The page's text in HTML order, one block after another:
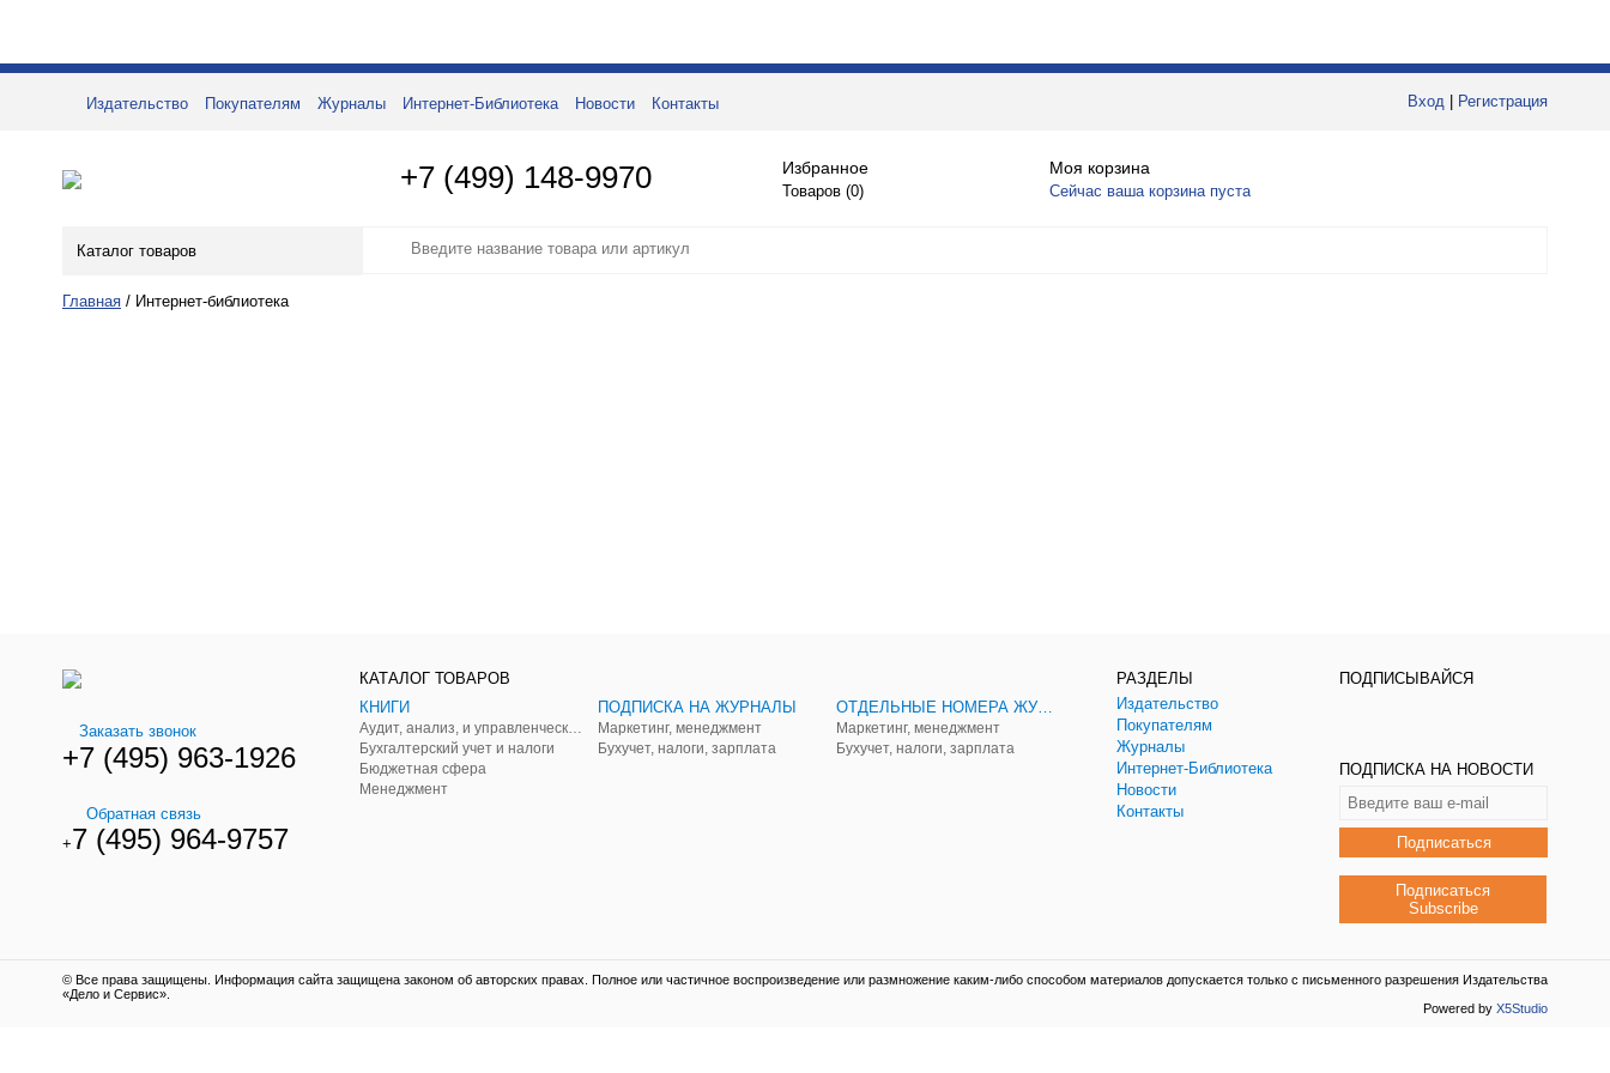
Вход Регистрация
Издательство Покупателям Журналы Интернет-Библиотека Новости Контакты
+7 (499) 148-9970 Избранное
Товаров (0)
Моя корзина
Сейчас ваша корзина пуста
Каталог товаров
Главная / Интернет-библиотека
Заказать звонок
+7 (495) 963-1926
Обратная связь
+7 (495) 964-9757
КАТАЛОГ ТОВАРОВ
КНИГИ
Бухгалтерский учет и налоги
Бюджетная сфера
Менеджмент
ПОДПИСКА НА ЖУРНАЛЫ
Маркетинг, менеджмент
Бухучет, налоги, зарплата
ОТДЕЛЬНЫЕ НОМЕРА ЖУРНАЛОВ
Маркетинг, менеджмент
Бухучет, налоги, зарплата
РАЗДЕЛЫ
Издательство
Покупателям
Журналы
Интернет-Библиотека
Новости
Контакты
ПОДПИСЫВАЙСЯ
ПОДПИСКА НА НОВОСТИ
Подписаться
Подписаться
Subscribe
© Все права защищены. Информация сайта защищена законом об авторских правах. Полное или частичное воспроизведение или размножение каким-либо способом материалов допускается только с письменного разрешения Издательства
«Дело и Сервис».
Powered by X5Studio